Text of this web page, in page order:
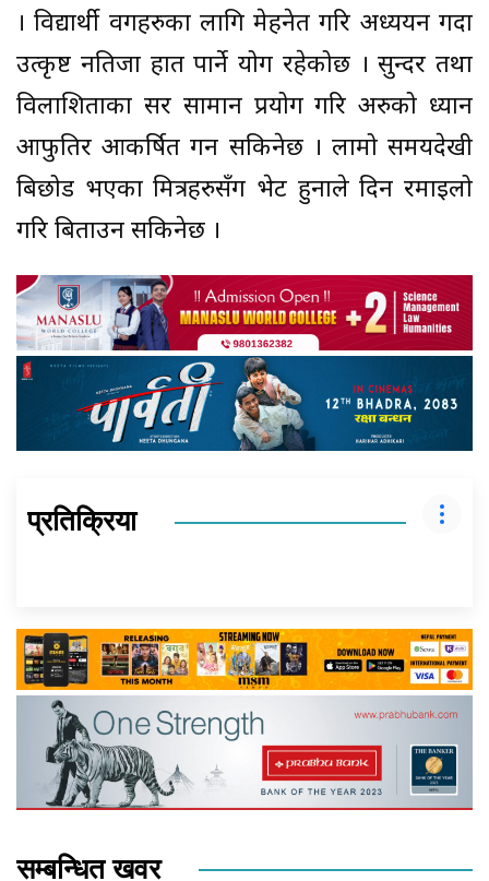
। विद्यार्थी वर्गहरुका लागि मेहनेत गरि अध्ययन गर्दा
उत्कृष्ट नतिजा हात पार्ने योग रहेकोछ । सुन्दर तथा
विलाशिताका सर सामान प्रयोग गरि अरुको ध्यान
आफुतिर आकर्षित गर्न सकिनेछ । लामो समयदेखी
बिछोड भएका मित्रहरुसँग भेट हुनाले दिन रमाईलो
गरि बिताउन सकिनेछ ।
प्रतिक्रिया
सम्बन्धित खवर